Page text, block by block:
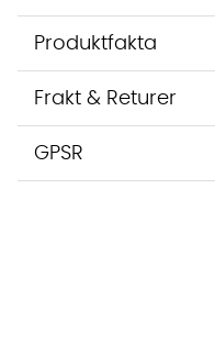
Produktfakta
Frakt & Returer
GPSR